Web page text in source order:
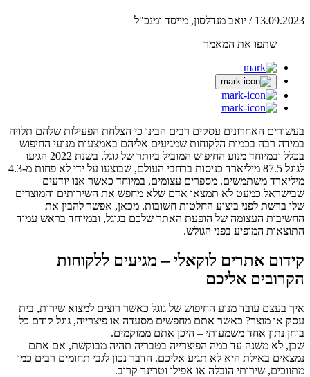
13.09.2023 / יואב מנדלסון, מייסד ומנכ"ל
שתפו את המאמר
בעשורים האחרונים עסקים רבים הבינו כי הצלחת הפעילות שלהם תלויה
במידה רבה בכמות הלקוחות שמגיעים אליהם באמצעות מנועי החיפוש
בכלל ובמיוחד מנוע החיפוש המוביל ביותר של גוגל. בשנת 2022 הגיעו
לגוגל 87.5 מיליארד כניסות ברחבי העולם, שבוצעו על ידי לא פחות מ-4.3
מיליארד משתמשים. מספרים עצומים, במיוחד כאשר אנו יודעים
שבישראל כמעט לא תמצאו אדם שלא מחפש את השירותים והמוצרים
שלו ברשת לפני ביצוע החלטות חשובות. מכאן, אפשר להבין את
החשיבות העצומה של הופעת האתר שלכם בגוגל, ובמיוחד בראש עמוד
התוצאות המופיע בפני הגולש.
קידום אתרים לוקאלי – מגיעים ללקוחות
הקרובים אליכם
איך בעצם עובד מנוע החיפוש של גוגל כאשר רוצים למצוא שירות, בית
עסק או מוצר? כאשר אתם מחפשים מסעדה או פיצרייה, גוגל קודם כל
בוחן נתון אחד משמעותי – היכן אתם ממוקמים.
שכן, לא משנה עד כמה הפיצרייה בטבריה תהיה מבוקשת, אם אתם
נמצאים באילת היא לא תגיע אליכם. הדבר נכון לגבי תחומים רבים כמו
מתווכים, שירותי הובלה או אפילו וטרינר קרוב.